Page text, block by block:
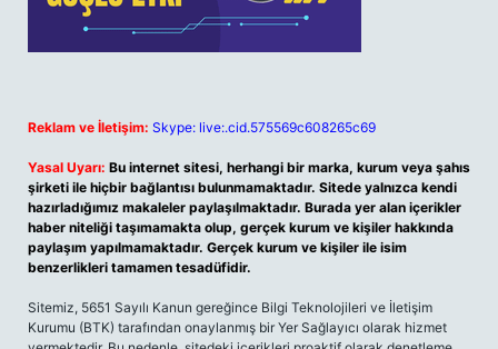
Reklam ve İletişim: Skype: live:.cid.575569c608265c69
Yasal Uyarı: Bu internet sitesi, herhangi bir marka, kurum veya şahıs
şirketi ile hiçbir bağlantısı bulunmamaktadır. Sitede yalnızca kendi
hazırladığımız makaleler paylaşılmaktadır. Burada yer alan içerikler
haber niteliği taşımamakta olup, gerçek kurum ve kişiler hakkında
paylaşım yapılmamaktadır. Gerçek kurum ve kişiler ile isim
benzerlikleri tamamen tesadüfidir.
Sitemiz, 5651 Sayılı Kanun gereğince Bilgi Teknolojileri ve İletişim
Kurumu (BTK) tarafından onaylanmış bir Yer Sağlayıcı olarak hizmet